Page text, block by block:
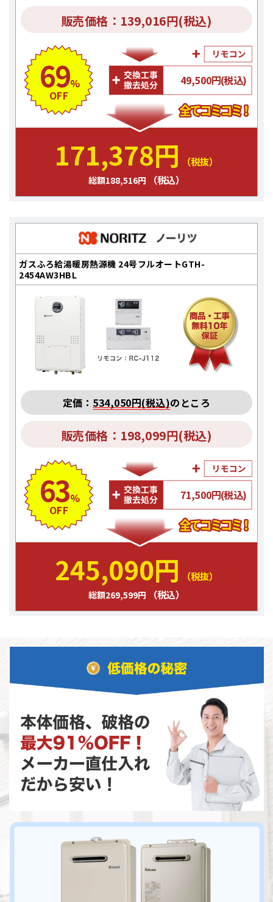
販売価格：139,016円(税込)
69%
OFF
49,500円(税込)
171,378円 （税抜）
総額188,516円 （税込）
ガスふろ給湯暖房熱源機 24号フルオートGTH-
2454AW3HBL
定価： 534,050円(税込)のところ
販売価格：198,099円(税込)
63%
OFF
71,500円(税込)
245,090円 （税抜）
総額269,599円 （税込）